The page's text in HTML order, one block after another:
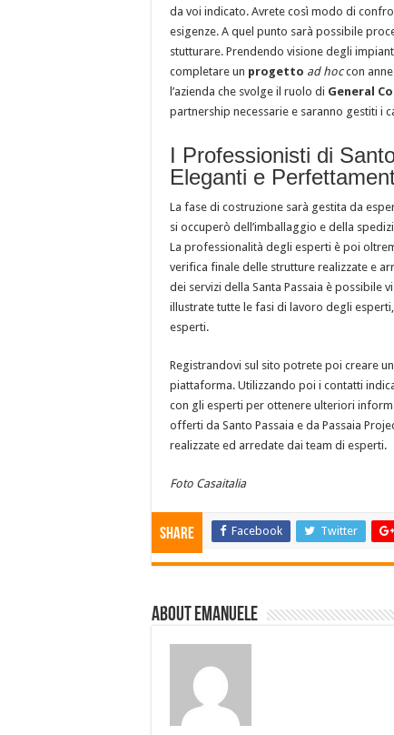
da voi indicato. Avrete così modo di
esigenze. A quel punto sarà possibile
stutturare. Prendendo visione degli
completare un progetto ad hoccon
l’azienda che svolge il ruolo di General
partnership necessarie e saranno gestiti i
I Professionisti di
Eleganti e
La fase di costruzione sarà gestita da
si occuperò dell’imballaggio e della
La professionalità degli esperti è poi
verifica finale delle strutture realizzate e
dei servizi della Santa Passaia è possibile
illustrate tutte le fasi di lavoro degli
esperti.
Registrandovi sul sito potrete poi creare
piattaforma. Utilizzando poi i contatti
con gli esperti per ottenere ulteriori
offerti da Santo Passaia e da Passaia
realizzate ed arredate dai team di esperti.
Foto Casaitalia
Share Facebook Twitter
About emanuele